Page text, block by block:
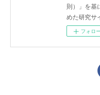
則）」を基
めた研究サ
フォロー